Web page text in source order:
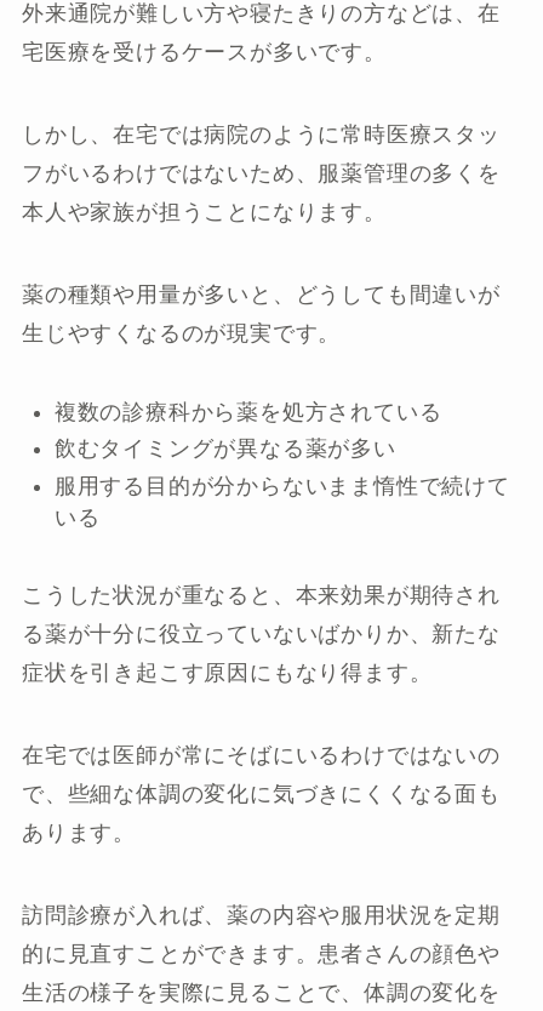
外来通院が難しい方や寝たきりの方などは、在
宅医療を受けるケースが多いです。
しかし、在宅では病院のように常時医療スタッ
フがいるわけではないため、服薬管理の多くを
本人や家族が担うことになります。
薬の種類や用量が多いと、どうしても間違いが
生じやすくなるのが現実です。
複数の診療科から薬を処方されている
飲むタイミングが異なる薬が多い
服用する目的が分からないまま惰性で続けて
いる
こうした状況が重なると、本来効果が期待され
る薬が十分に役立っていないばかりか、新たな
症状を引き起こす原因にもなり得ます。
在宅では医師が常にそばにいるわけではないの
で、些細な体調の変化に気づきにくくなる面も
あります。
訪問診療が入れば、薬の内容や服用状況を定期
的に見直すことができます。患者さんの顔色や
生活の様子を実際に見ることで、体調の変化を